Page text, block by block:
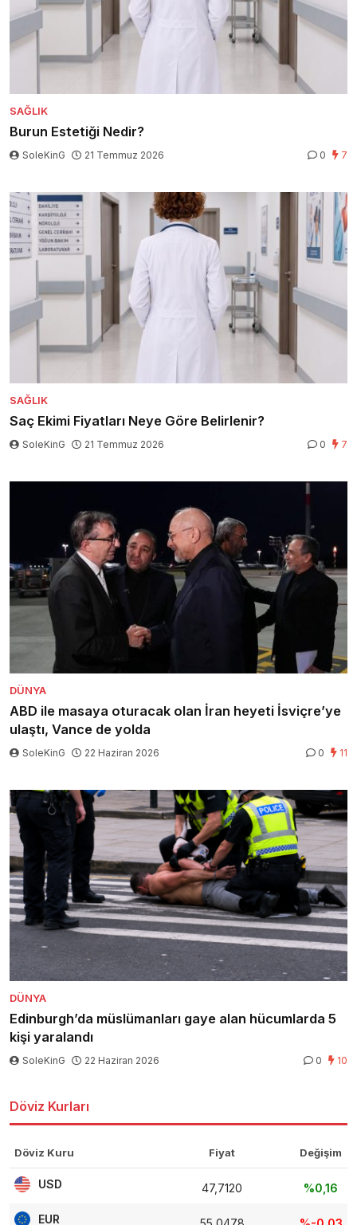
SAĞLIK
Burun Estetiği Nedir?
SoleKinG 21 Temmuz 2026 0 7
SAĞLIK
Saç Ekimi Fiyatları Neye Göre Belirlenir?
SoleKinG 21 Temmuz 2026 0 7
DÜNYA
ABD ile masaya oturacak olan İran heyeti İsviçre’ye
ulaştı, Vance de yolda
SoleKinG 22 Haziran 2026 0 11
DÜNYA
Edinburgh’da müslümanları gaye alan hücumlarda 5
kişi yaralandı
SoleKinG 22 Haziran 2026 0 10
Döviz Kurları
Döviz Kuru Fiyat Değişim
USD 47,7120 %0,16
EUR